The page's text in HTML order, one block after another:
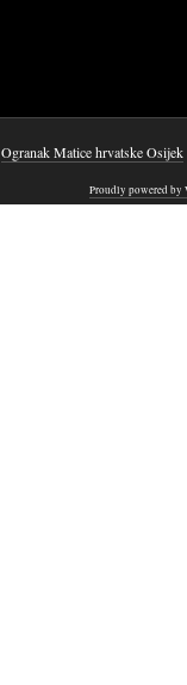
Ogranak Matice hrvatske Osijek
Proudly powered by